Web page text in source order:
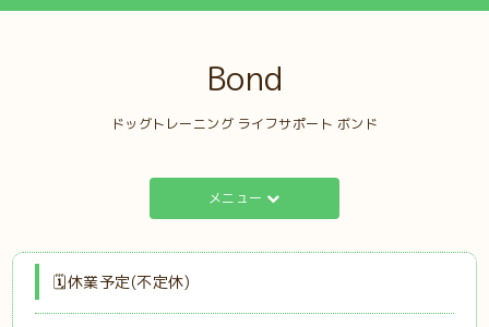
Bond
ドッグトレーニング ライフサポート ボンド
メニュー
🗓️休業予定(不定休)